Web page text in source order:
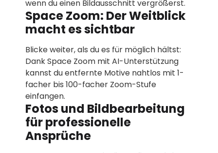
wenn du einen Bildausschnitt vergrößerst.
Space Zoom: Der Weitblick
macht es sichtbar
Blicke weiter, als du es für möglich hältst:
Dank Space Zoom mit AI-Unterstützung
kannst du entfernte Motive nahtlos mit 1-
facher bis 100-facher Zoom-Stufe
einfangen.
Fotos und Bildbearbeitung
für professionelle
Ansprüche